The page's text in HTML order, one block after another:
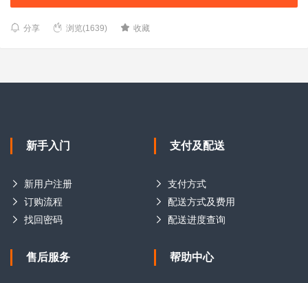
分享 浏览(1639) 收藏
新手入门
新用户注册
订购流程
找回密码
支付及配送
支付方式
配送方式及费用
配送进度查询
售后服务 帮助中心